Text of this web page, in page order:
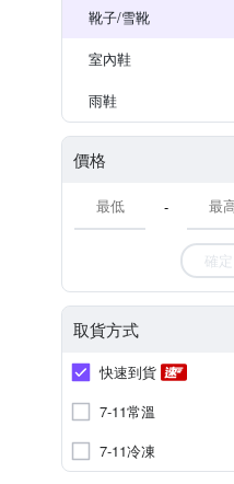
靴子/雪靴
室內鞋
雨鞋
價格
-
確定
取貨方式
快速到貨
7-11常溫
7-11冷凍